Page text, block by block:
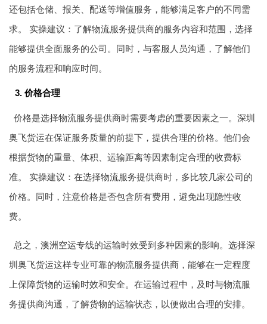
还包括仓储、报关、配送等增值服务，能够满足客户的不同需
求。 实操建议：了解物流服务提供商的服务内容和范围，选择
能够提供全面服务的公司。同时，与客服人员沟通，了解他们
的服务流程和响应时间。
3. 价格合理
价格是选择物流服务提供商时需要考虑的重要因素之一。深圳
奥飞货运在保证服务质量的前提下，提供合理的价格。他们会
根据货物的重量、体积、运输距离等因素制定合理的收费标
准。 实操建议：在选择物流服务提供商时，多比较几家公司的
价格。同时，注意价格是否包含所有费用，避免出现隐性收
费。
总之， 澳洲空运专线的运输时效受到多种因素的影响。选择深
圳奥飞货运这样专业可靠的物流服务提供商，能够在一定程度
上保障货物的运输时效和安全。在运输过程中，及时与物流服
务提供商沟通，了解货物的运输状态，以便做出合理的安排。